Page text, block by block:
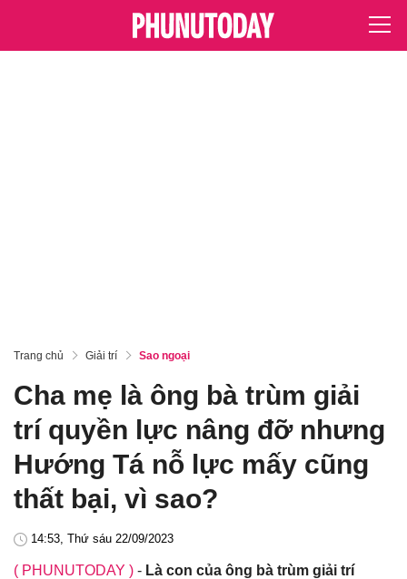
Trang chủ Giải trí Sao ngoại
Cha mẹ là ông bà trùm giải
trí quyền lực nâng đỡ nhưng
Hướng Tá nỗ lực mấy cũng
thất bại, vì sao?
14:53, Thứ sáu 22/09/2023
( PHUNUTODAY ) - Là con của ông bà trùm giải trí